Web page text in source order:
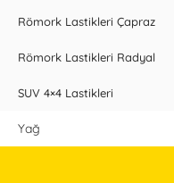
Römork Lastikleri Çapraz
Römork Lastikleri Radyal
SUV 4×4 Lastikleri
Yağ